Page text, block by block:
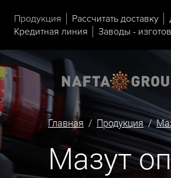
Продукция Рассчитать доставку
Кредитная линия
Заводы -
Главная / Продукция/
Мазут